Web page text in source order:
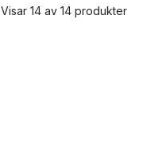
Visar 14 av 14 produkter